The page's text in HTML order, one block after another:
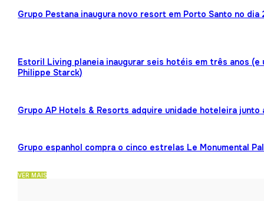
Grupo Pestana inaugura novo resort em Porto Santo no dia
Estoril Living planeia inaugurar seis hotéis em três anos (e
Philippe Starck)
Grupo AP Hotels & Resorts adquire unidade hoteleira
Grupo espanhol compra o cinco estrelas Le Monumental
VER MAIS